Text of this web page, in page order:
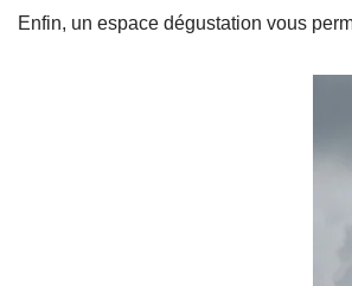
Enfin, un espace dégustation vous